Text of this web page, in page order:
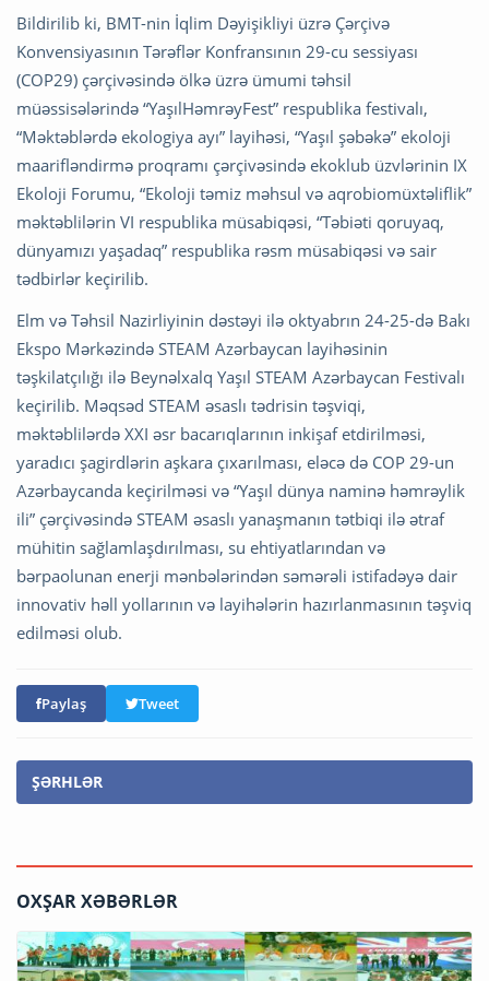
Bildirilib ki, BMT-nin İqlim Dəyişikliyi üzrə Çərçivə
Konvensiyasının Tərəflər Konfransının 29-cu sessiyası
(COP29) çərçivəsində ölkə üzrə ümumi təhsil
müəssisələrində “YaşılHəmrəyFest” respublika festivalı,
“Məktəblərdə ekologiya ayı” layihəsi, “Yaşıl şəbəkə” ekoloji
maarifləndirmə proqramı çərçivəsində ekoklub üzvlərinin IX
Ekoloji Forumu, “Ekoloji təmiz məhsul və aqrobiomüxtəliflik”
məktəblilərin VI respublika müsabiqəsi, “Təbiəti qoruyaq,
dünyamızı yaşadaq” respublika rəsm müsabiqəsi və sair
tədbirlər keçirilib.
Elm və Təhsil Nazirliyinin dəstəyi ilə oktyabrın 24-25-də Bakı
Ekspo Mərkəzində STEAM Azərbaycan layihəsinin
təşkilatçılığı ilə Beynəlxalq Yaşıl STEAM Azərbaycan Festivalı
keçirilib. Məqsəd STEAM əsaslı tədrisin təşviqi,
məktəblilərdə XXI əsr bacarıqlarının inkişaf etdirilməsi,
yaradıcı şagirdlərin aşkara çıxarılması, eləcə də COP 29-un
Azərbaycanda keçirilməsi və “Yaşıl dünya naminə həmrəylik
ili” çərçivəsində STEAM əsaslı yanaşmanın tətbiqi ilə ətraf
mühitin sağlamlaşdırılması, su ehtiyatlarından və
bərpaolunan enerji mənbələrindən səmərəli istifadəyə dair
innovativ həll yollarının və layihələrin hazırlanmasının təşviq
edilməsi olub.
Paylaş Tweet
ŞƏRHLƏR
OXŞAR XƏBƏRLƏR